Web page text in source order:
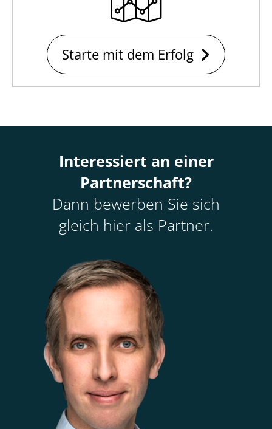
Starte mit dem Erfolg
Interessiert an einer
Partnerschaft?
Dann bewerben Sie sich
gleich hier als Partner.